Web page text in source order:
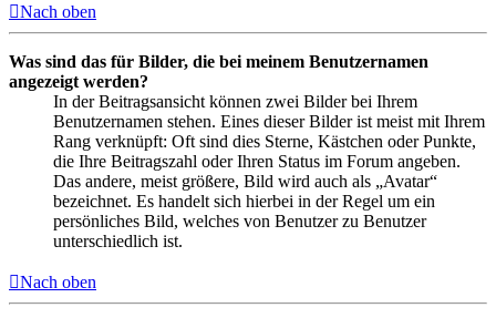
Nach oben
Was sind das für Bilder, die bei meinem Benutzernamen
angezeigt werden?
In der Beitragsansicht können zwei Bilder bei Ihrem
Benutzernamen stehen. Eines dieser Bilder ist meist mit Ihrem
Rang verknüpft: Oft sind dies Sterne, Kästchen oder Punkte,
die Ihre Beitragszahl oder Ihren Status im Forum angeben.
Das andere, meist größere, Bild wird auch als „Avatar“
bezeichnet. Es handelt sich hierbei in der Regel um ein
persönliches Bild, welches von Benutzer zu Benutzer
unterschiedlich ist.
Nach oben